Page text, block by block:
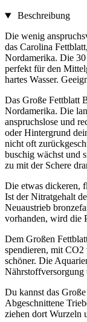
Beschreibung
Die wenig
das Carolina
Nordamerika. Die
perfekt für den
hartes Wasser.
Das Große Fettblatt
Nordamerika. Die
anspruchslose und
oder Hintergrund
nicht oft
buschig wächst und
zu mit der Schere
Die etwas dickeren,
Ist der Nitratgehalt
Neuaustrieb
vorhanden, wird die
Dem Großen
spendieren, mit CO2
schöner. Die
Nährstoffversorgung
Du kannst das
Abgeschnittene
ziehen dort Wurzeln